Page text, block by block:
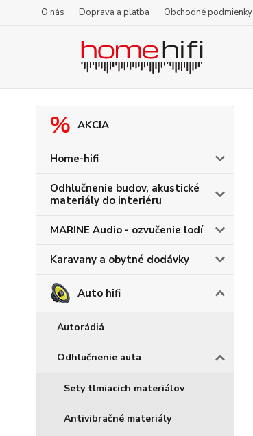
O nás Doprava a platba Obchodné podmienky
AKCIA
Home-hifi
Odhlučnenie budov, akustické
materiály do interiéru
MARINE Audio - ozvučenie lodí
Karavany a obytné dodávky
Auto hifi
Autorádiá
Odhlučnenie auta
Sety tlmiacich materiálov
Antivibračné materiály